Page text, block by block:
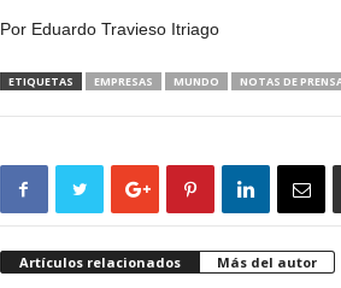
Por Eduardo Travieso Itriago
ETIQUETAS EMPRESAS MUNDO NOTAS DE
Artículos relacionados Más del autor